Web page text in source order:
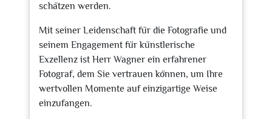
schätzen werden.
Mit seiner Leidenschaft für die Fotografie und
seinem Engagement für künstlerische
Exzellenz ist Herr Wagner ein erfahrener
Fotograf, dem Sie vertrauen können, um Ihre
wertvollen Momente auf einzigartige Weise
einzufangen.